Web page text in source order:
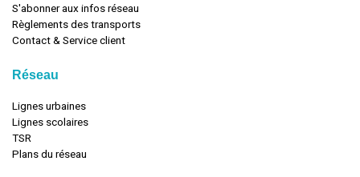
S'abonner aux infos réseau
Règlements des transports
Contact & Service client
Réseau
Lignes urbaines
Lignes scolaires
TSR
Plans du réseau